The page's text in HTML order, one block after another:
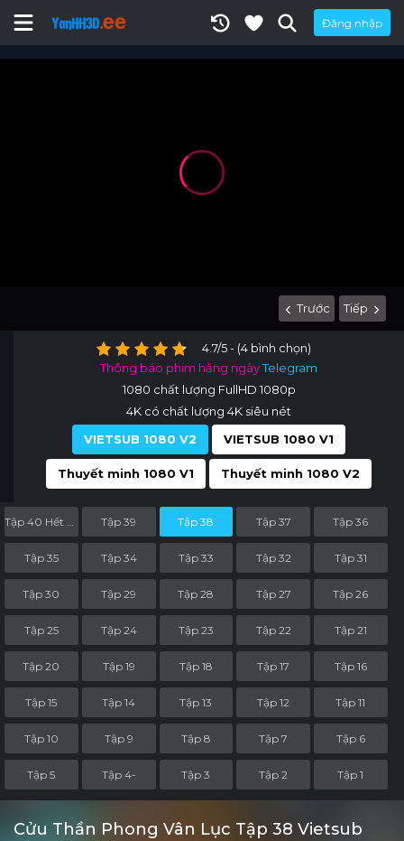
Đăng nhập
Trước Tiếp
4.7/5 - (4 bình chọn)
Thông báo phim hằng ngàyTelegram
1080 chất lượng FullHD 1080p
4K có chất lượng 4K siêu nét
VIETSUB 1080 V2
VIETSUB 1080 V1
Thuyết minh 1080 V1 Thuyết minh 1080 V2
Tập 39 Tập 38 Tập 37 Tập 36
Tập 35 Tập 34 Tập 33 Tập 32 Tập 31
Tập 30 Tập 29 Tập 28 Tập 27 Tập 26
Tập 25 Tập 24 Tập 23 Tập 22 Tập 21
Tập 20 Tập 19 Tập 18 Tập 17 Tập 16
Tập 15 Tập 14 Tập 13 Tập 12 Tập 11
Tập 10 Tập 9 Tập 8 Tập 7 Tập 6
Tập 5 Tập 4- Tập 3 Tập 2 Tập 1
Cửu Thần Phong Vân Lục Tập 38 Vietsub